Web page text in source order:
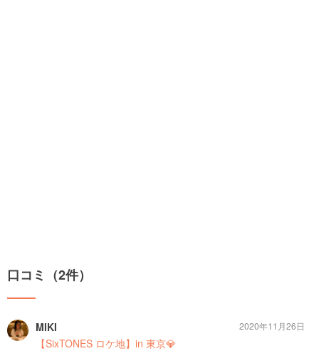
口コミ（2件）
MIKI
【SixTONES ロケ地】in 東京💎
2020年11月26日